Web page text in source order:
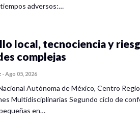
adversos:…
local, tecnociencia y
complejas
-Ago 05, 2026
Autónoma de México, Centro
Multidisciplinarias Segundo ciclo de
en…